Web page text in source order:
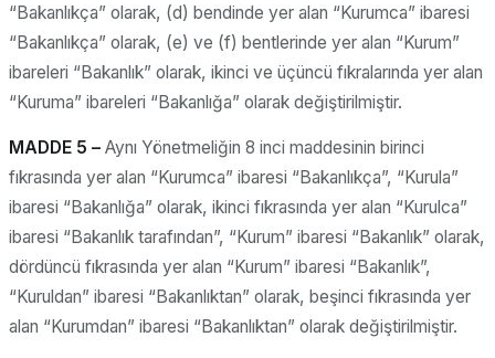
“Bakanlıkça” olarak, (d) bendinde yer alan “Kurumca” ibaresi
“Bakanlıkça” olarak, (e) ve (f) bentlerinde yer alan “Kurum”
ibareleri “Bakanlık” olarak, ikinci ve üçüncü fıkralarında yer alan
“Kuruma” ibareleri “Bakanlığa” olarak değiştirilmiştir.
MADDE 5 – Aynı Yönetmeliğin 8 inci maddesinin birinci
fıkrasında yer alan “Kurumca” ibaresi “Bakanlıkça”, “Kurula”
ibaresi “Bakanlığa” olarak, ikinci fıkrasında yer alan “Kurulca”
ibaresi “Bakanlık tarafından”, “Kurum” ibaresi “Bakanlık” olarak,
dördüncü fıkrasında yer alan “Kurum” ibaresi “Bakanlık”,
“Kuruldan” ibaresi “Bakanlıktan” olarak, beşinci fıkrasında yer
alan “Kurumdan” ibaresi “Bakanlıktan” olarak değiştirilmiştir.